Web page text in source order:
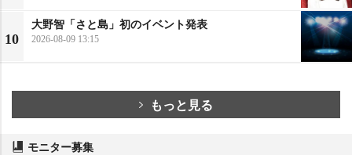
10
大野智「さと島」初のイベント発表
2026-08-09 13:15
もっと見る
モニター募集